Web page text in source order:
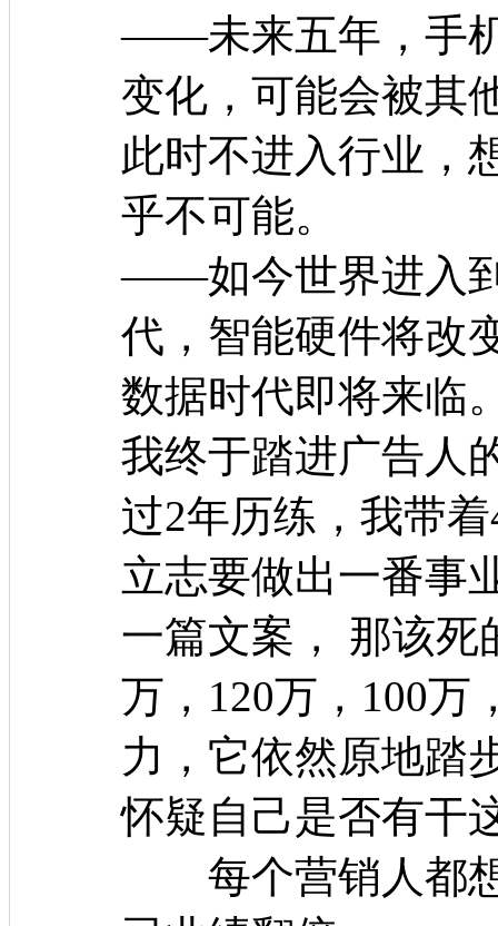
——未来五年，手
变化，可能会被其
此时不进入行业，
乎不可能。
——如今世界进入
代，智能硬件将改
数据时代即将来
我终于踏进广告
过2年历练，我带
立志要做出一番事
一篇文案， 那该死
万，120万，100万
力，它依然原地踏
怀疑自己是否有干
每个营销人都想